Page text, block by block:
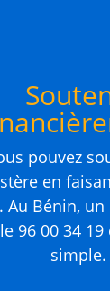
pouvez
en
Au Bénin,
96 00 34
simple.